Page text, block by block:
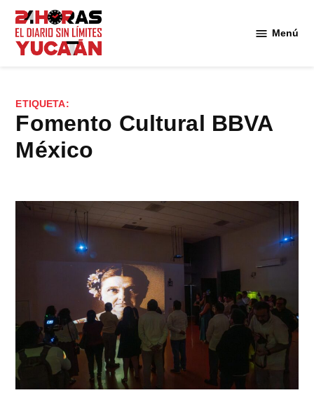
Saltar
contenido
Menú
ETIQUETA:
Fomento Cultural BBVA
México